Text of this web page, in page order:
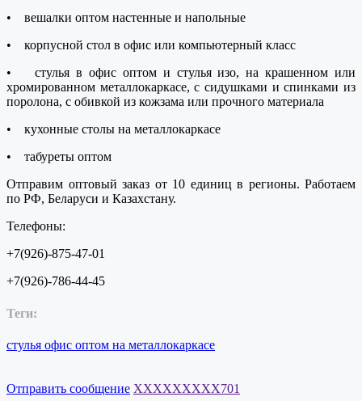
•
вешалки оптом настенные и напольные
•
корпусной стол в офис или компьютерный класс
•
стулья в офис оптом и стулья изо, на крашенном или
хромированном металлокаркасе, с сидушками и спинками из
поролона, с обивкой из кожзама или прочного материала
•
кухонные столы на металлокаркасе
•
табуреты оптом
Отправим оптовый заказ от 10 единиц в регионы. Работаем
по РФ, Беларуси и Казахстану.
Телефоны:
+7(926)-875-47-01
+7(926)-786-44-45
Теги:
стулья офис оптом на металлокаркасе
Отправить сообщение XXXXXXXXX701